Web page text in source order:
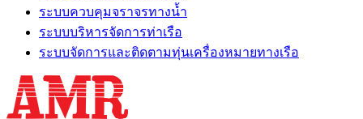
ระบบควบคุมจราจรทางน้ำ
ระบบบริหารจัดการท่าเรือ
ระบบจัดการและติดตามทุ่นเครื่องหมายทางเรือ